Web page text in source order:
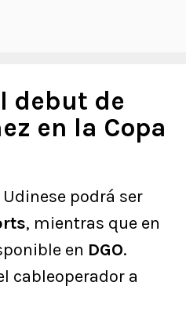
debut de
en la Copa
podrá ser
, mientras que en
en DGO.
cableoperador a